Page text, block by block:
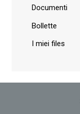
Documenti
Bollette
I miei files